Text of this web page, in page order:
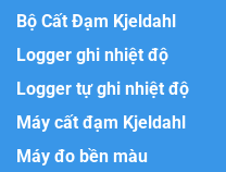
Bộ Cất Đạm Kjeldahl
Logger ghi nhiệt độ
Logger tự ghi nhiệt độ
Máy cất đạm Kjeldahl
Máy đo bền màu